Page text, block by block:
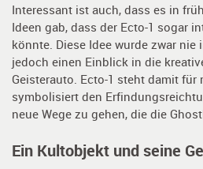
Interessant ist auch, dass es in
Ideen gab, dass der Ecto-1 sogar
könnte. Diese Idee wurde zwar
jedoch einen Einblick in die
Geisterauto. Ecto-1 steht damit für
symbolisiert den
neue Wege zu gehen, die die
Ein Kultobjekt und seine